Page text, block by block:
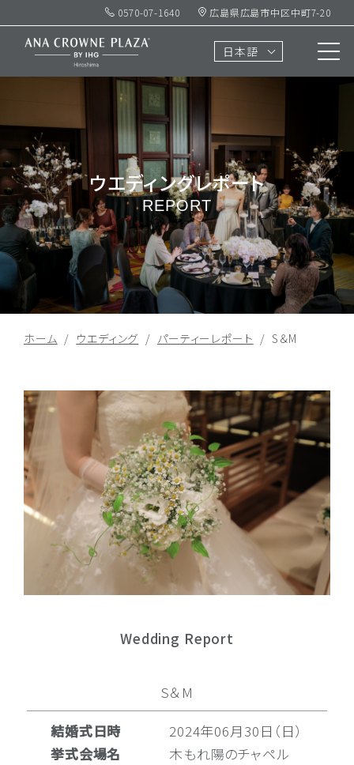
0570-07-1640 広島県広島市中区中町7-20
日本語
ウエディングレポート
REPORT
ホーム ウエディング パーティーレポート S＆M
Wedding Report
S＆M
結婚式日時
2024年06月30日（日）
挙式会場名
木もれ陽のチャペル